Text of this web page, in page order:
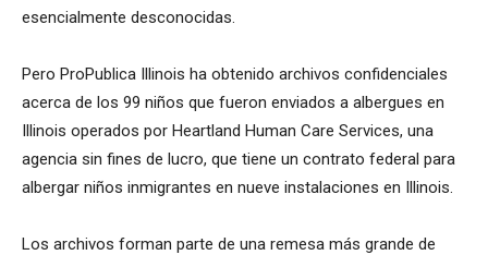
esencialmente desconocidas.
Pero ProPublica Illinois ha obtenido archivos confidenciales
acerca de los 99 niños que fueron enviados a albergues en
Illinois operados por Heartland Human Care Services, una
agencia sin fines de lucro, que tiene un contrato federal para
albergar niños inmigrantes en nueve instalaciones en Illinois.
Los archivos forman parte de una remesa más grande de